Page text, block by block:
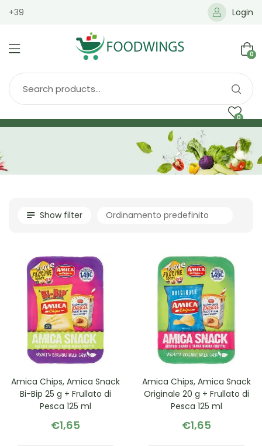
+39 Login
0
0
Shop Blog
Show filter
Amica Chips, Amica Snack
Bi-Bip 25 g + Frullato di
Pesca 125 ml
€1,65
Amica Chips, Amica Snack
Originale 20 g + Frullato di
Pesca 125 ml
€1,65